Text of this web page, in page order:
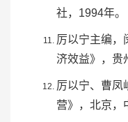
社，1994年。
厉以宁主编，
济效益》，贵
厉以宁、曹凤
营》，北京，